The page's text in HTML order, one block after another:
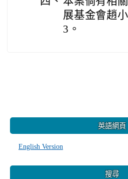
展基金會趙
3。
英語網頁
English Version
搜尋